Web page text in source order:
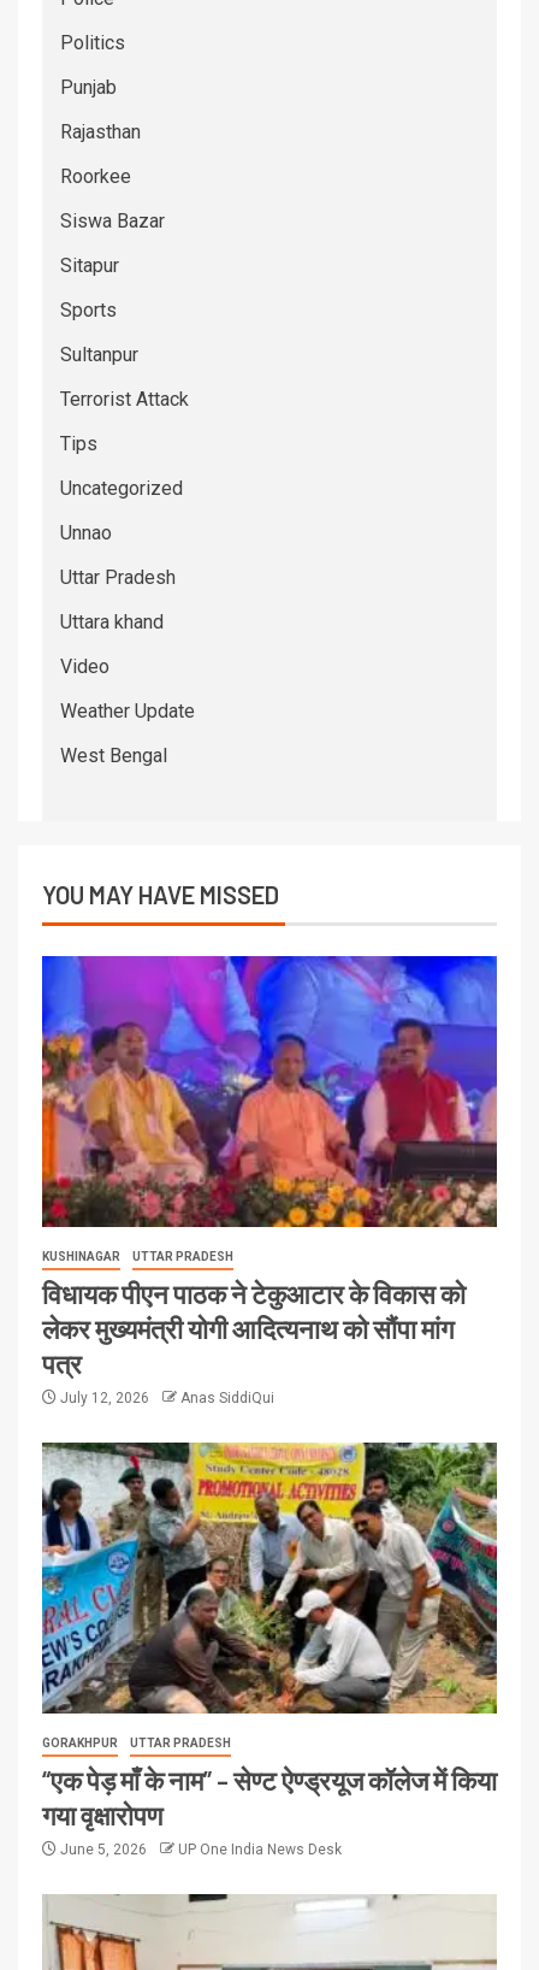
Politics
Punjab
Rajasthan
Roorkee
Siswa Bazar
Sitapur
Sports
Sultanpur
Terrorist Attack
Tips
Uncategorized
Unnao
Uttar Pradesh
Uttara khand
Video
Weather Update
West Bengal
YOU MAY HAVE MISSED
KUSHINAGAR UTTAR PRADESH
विधायक पीएन पाठक ने टेकुआटार के विकास को
लेकर मुख्यमंत्री योगी आदित्यनाथ को सौंपा मांग
पत्र
July 12, 2026 Anas SiddiQui
GORAKHPUR UTTAR PRADESH
“एक पेड़ माँ के नाम” – सेण्ट ऐण्ड्रयूज कॉलेज में किया
गया वृक्षारोपण
June 5, 2026 UP One India News Desk